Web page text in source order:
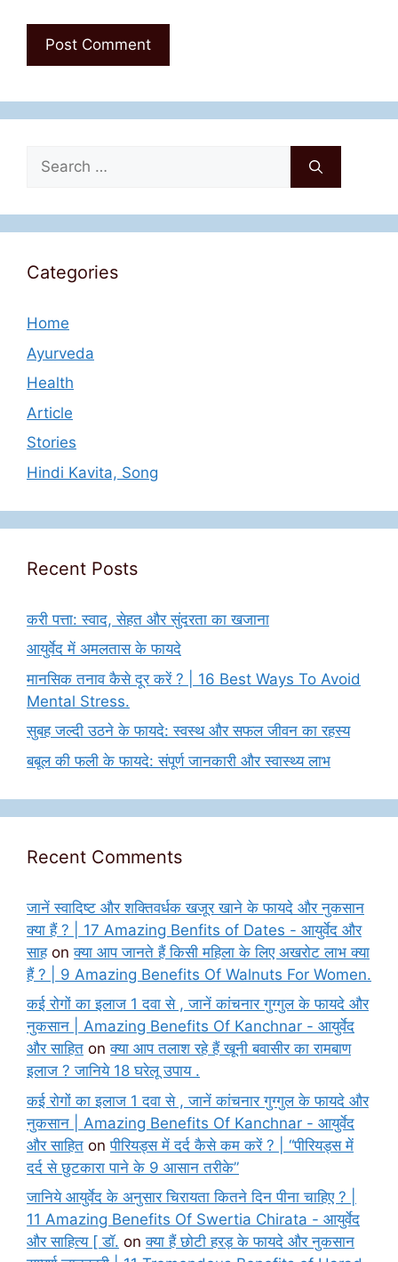
Search
for:
Categories
Home
Ayurveda
Health
Article
Stories
Hindi Kavita, Song
Recent Posts
करी पत्ता: स्वाद, सेहत और सुंदरता का खजाना
आयुर्वेद में अमलतास के फायदे
मानसिक तनाव कैसे दूर करें ? | 16 Best Ways To Avoid
Mental Stress.
सुबह जल्दी उठने के फायदे: स्वस्थ और सफल जीवन का रहस्य
बबूल की फली के फायदे: संपूर्ण जानकारी और स्वास्थ्य लाभ
Recent Comments
जानें स्वादिष्ट और शक्तिवर्धक खजूर खाने के फायदे और नुकसान
क्या हैं ? | 17 Amazing Benfits of Dates - आयुर्वेद और
साहonक्या आप जानते हैं किसी महिला के लिए अखरोट लाभ क्या
हैं ? | 9 Amazing Benefits Of Walnuts For Women.
कई रोगों का इलाज 1 दवा से , जानें कांचनार गुग्गुल के फायदे और
नुकसान | Amazing Benefits Of Kanchnar - आयुर्वेद
और साहित onक्या आप तलाश रहे हैं खूनी बवासीर का रामबाण
इलाज ? जानिये 18 घरेलू उपाय .
कई रोगों का इलाज 1 दवा से , जानें कांचनार गुग्गुल के फायदे और
नुकसान | Amazing Benefits Of Kanchnar - आयुर्वेद
और साहित onपीरियड्स में दर्द कैसे कम करें ? | “पीरियड्स में
दर्द से छुटकारा पाने के 9 आसान तरीके”
जानिये आयुर्वेद के अनुसार चिरायता कितने दिन पीना चाहिए ? |
11 Amazing Benefits Of Swertia Chirata - आयुर्वेद
और साहित्य [ डॉ. onक्या हैं छोटी हरड़ के फायदे और नुकसान